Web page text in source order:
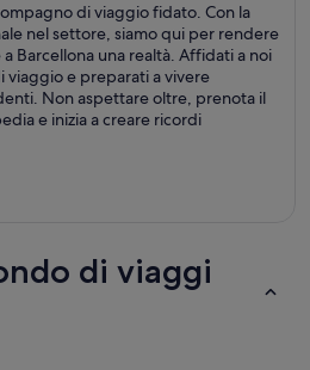
di viaggio fidato. Con la
nel settore, siamo qui per rendere
Barcellona una realtà. Affidati a noi
e preparati a vivere
Non aspettare oltre, prenota il
e inizia a creare ricordi
di viaggi